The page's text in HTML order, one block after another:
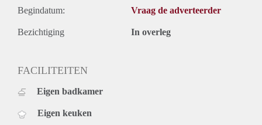
Begindatum: Vraag de adverteerder
Bezichtiging In overleg
FACILITEITEN
Eigen badkamer
Eigen keuken